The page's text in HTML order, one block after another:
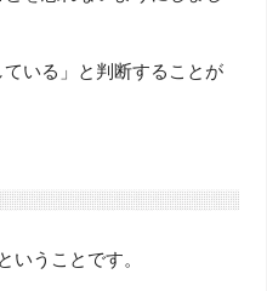
ている」と判断することが
いうことです。